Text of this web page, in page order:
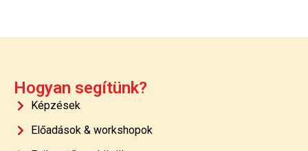
Hogyan segítünk?
Képzések
Előadások & workshopok